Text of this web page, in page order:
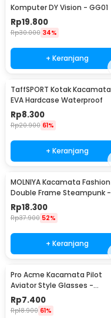
Komputer DY Vision - GG01
Rp19.800
Rp30.000 34%
+ Keranjang
TaffSPORT Kotak Kacamata
EVA Hardcase Waterproof
Rp8.300
Rp20.900 61%
+ Keranjang
MOLNIYA Kacamata Fashion
Double Frame Steampunk -
NE60
Rp18.300
Rp37.900 52%
+ Keranjang
Pro Acme Kacamata Pilot
Aviator Style Glasses -
CC0744
Rp7.400
Rp18.900 61%